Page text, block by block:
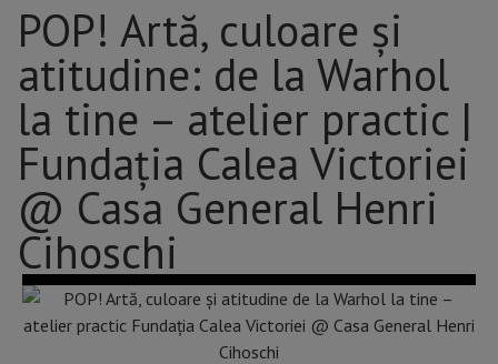
POP! Artă, culoare şi
atitudine: de la Warhol
la tine – atelier practic |
Fundația Calea Victoriei
@ Casa General Henri
Cihoschi